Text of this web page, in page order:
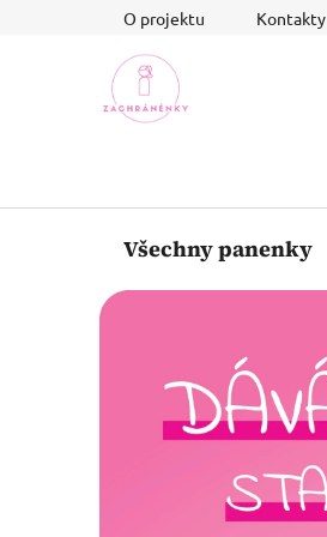
O projektu Kontakty
Všechny panenky